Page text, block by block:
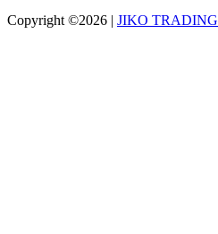
Copyright ©2026 | JIKO TRADING